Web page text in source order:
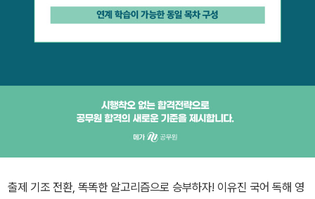
출제 기조 전환, 똑똑한 알고리즘으로 승부하자! 이유진 국어 독해 영